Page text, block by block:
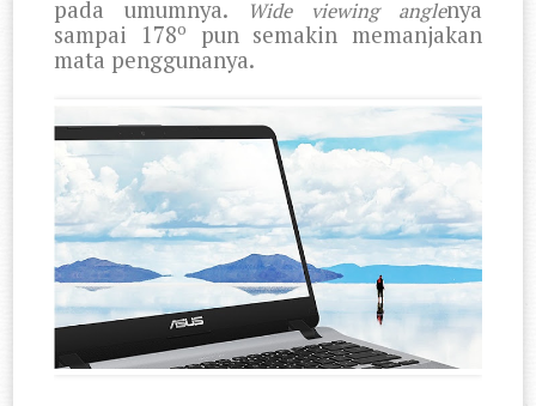
pada umumnya. Wide viewing anglenya
sampai 178o
pun semakin memanjakan
mata penggunanya.